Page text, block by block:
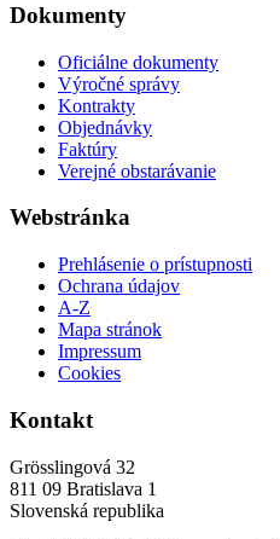
Dokumenty
Oficiálne dokumenty
Výročné správy
Kontrakty
Objednávky
Faktúry
Verejné obstarávanie
Webstránka
Prehlásenie o prístupnosti
Ochrana údajov
A-Z
Mapa stránok
Impressum
Cookies
Kontakt
Grösslingová 32
811 09 Bratislava 1
Slovenská republika